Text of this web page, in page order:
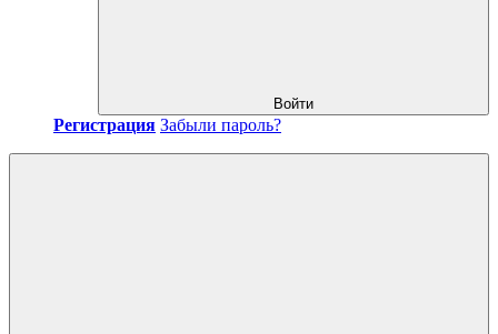
Войти
Регистрация Забыли пароль?